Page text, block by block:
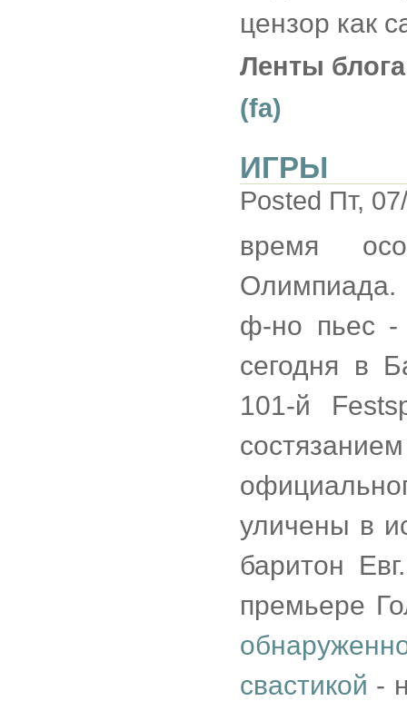
цензор как
Ленты
(fa)
ИГРЫ
Posted Пт,
время
Олимпиада.
ф-но пьес -
сегодня в
101-й
уличены в
баритон
премьере
свастикой -